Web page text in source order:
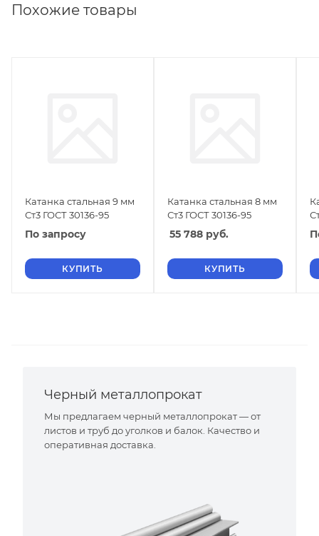
Похожие товары
Катанка стальная 9 мм
Ст3 ГОСТ 30136-95
По запросу
КУПИТЬ
Катанка стальная 8 мм
Ст3 ГОСТ 30136-95
55 788 руб.
КУПИТЬ
Черный металлопрокат
Мы предлагаем черный металлопрокат — от
листов и труб до уголков и балок. Качество и
оперативная доставка.